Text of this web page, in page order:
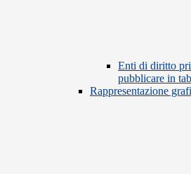
Enti di diritto
pubblicare in
Rappresentazione